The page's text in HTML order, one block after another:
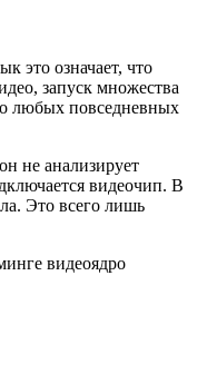
это означает, что
запуск множества
любых повседневных
не анализирует
видеочип. В
Это всего лишь
видеоядро